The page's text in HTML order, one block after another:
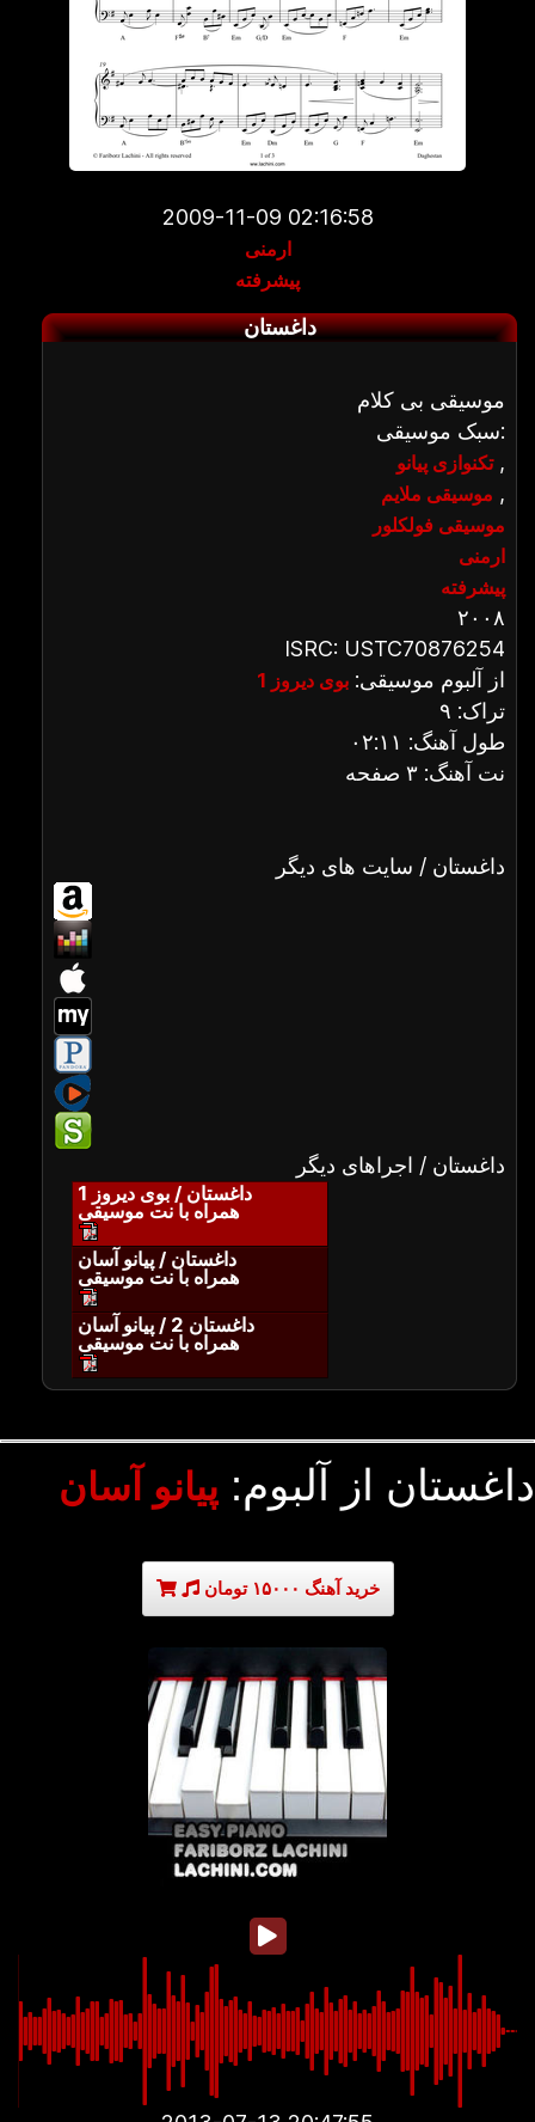
2009-11-09 02:16:58
ارمنی
پیشرفته
داغستان
موسیقی بی کلام
سبک موسیقی:
تکنوازی پیانو,
موسیقی ملایم ,
موسیقی فولکلور
ارمنی
پیشرفته
۲۰۰۸
ISRC: USTC70876254
از آلبوم موسیقی: بوی دیروز 1
تراک: ۹
طول آهنگ: ۰۲:۱۱
نت آهنگ: ۳ صفحه
داغستان / سایت های دیگر
داغستان / اجراهای دیگر
داغستان / بوی دیروز 1
همراه با نت موسیقی
داغستان / پیانو آسان
همراه با نت موسیقی
داغستان 2 / پیانو آسان
همراه با نت موسیقی
داغستان از آلبوم: پیانو آسان
خرید آهنگ ۱۵۰۰۰ تومان